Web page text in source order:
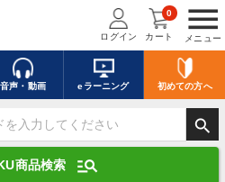
menu
メニュー
ログイン カート
0
音声・動画 eラーニング 初めての方へ
search
商品検索 manage_search
探す
果に表示する